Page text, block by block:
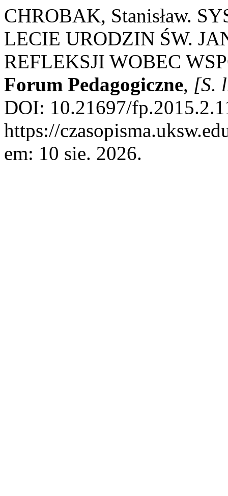
CHROBAK, Stanisław.
LECIE URODZIN ŚW.
REFLEKSJI WOBEC
Forum Pedagogiczne, [S.
DOI: 10.21697/
https://
em: 10 sie. 2026.